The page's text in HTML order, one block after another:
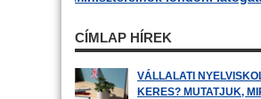
CÍMLAP HÍREK
VÁLLALATI
KERES? MUTATJUK,